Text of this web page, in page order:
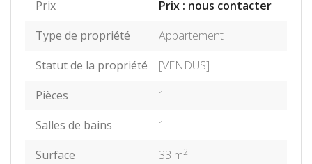
Prix
Prix : nous contacter
Type de propriété
Appartement
Statut de la propriété
[VENDUS]
Pièces
1
Salles de bains
1
Surface
33 m2